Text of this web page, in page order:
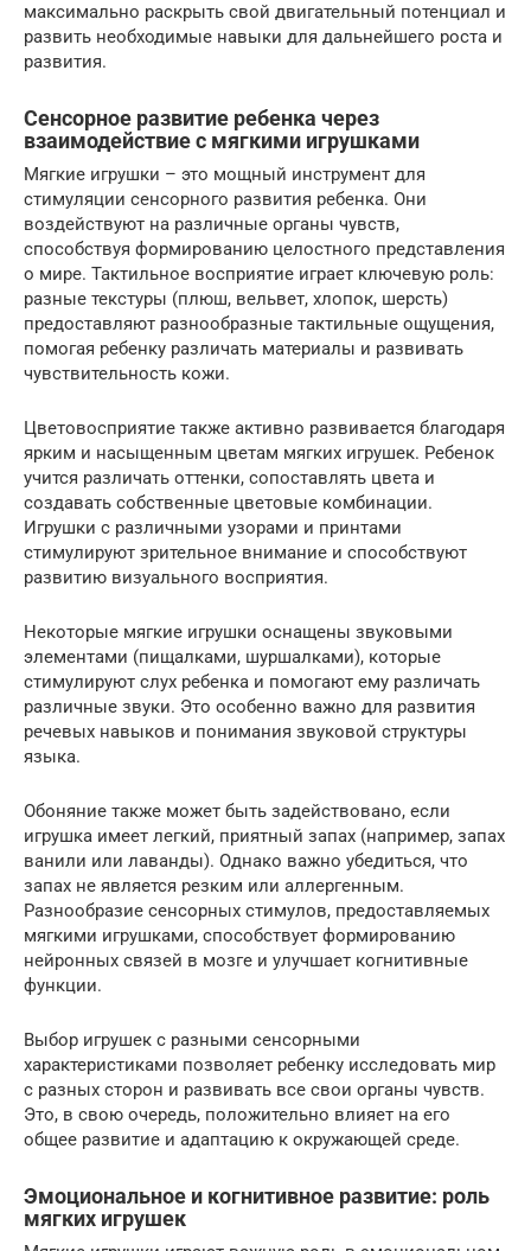
максимально раскрыть свой двигательный потенциал и
развить необходимые навыки для дальнейшего роста и
развития.
Сенсорное развитие ребенка через
взаимодействие с мягкими игрушками
Мягкие игрушки – это мощный инструмент для
стимуляции сенсорного развития ребенка. Они
воздействуют на различные органы чувств,
способствуя формированию целостного представления
о мире. Тактильное восприятие играет ключевую роль:
разные текстуры (плюш, вельвет, хлопок, шерсть)
предоставляют разнообразные тактильные ощущения,
помогая ребенку различать материалы и развивать
чувствительность кожи.
Цветовосприятие также активно развивается благодаря
ярким и насыщенным цветам мягких игрушек. Ребенок
учится различать оттенки, сопоставлять цвета и
создавать собственные цветовые комбинации.
Игрушки с различными узорами и принтами
стимулируют зрительное внимание и способствуют
развитию визуального восприятия.
Некоторые мягкие игрушки оснащены звуковыми
элементами (пищалками, шуршалками), которые
стимулируют слух ребенка и помогают ему различать
различные звуки. Это особенно важно для развития
речевых навыков и понимания звуковой структуры
языка.
Обоняние также может быть задействовано, если
игрушка имеет легкий, приятный запах (например, запах
ванили или лаванды). Однако важно убедиться, что
запах не является резким или аллергенным.
Разнообразие сенсорных стимулов, предоставляемых
мягкими игрушками, способствует формированию
нейронных связей в мозге и улучшает когнитивные
функции.
Выбор игрушек с разными сенсорными
характеристиками позволяет ребенку исследовать мир
с разных сторон и развивать все свои органы чувств.
Это, в свою очередь, положительно влияет на его
общее развитие и адаптацию к окружающей среде.
Эмоциональное и когнитивное развитие: роль
мягких игрушек